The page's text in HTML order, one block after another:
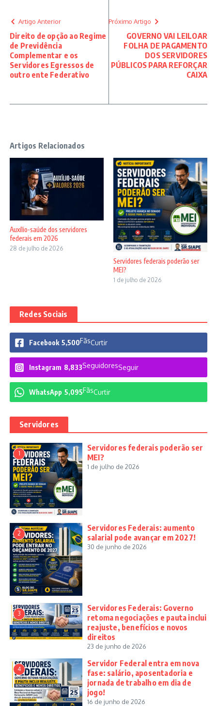
Artigo Anterior
Direito de opção ao Regime
de Previdência
Complementar e os
Servidores Egressos de
outro ente Federativo
Próximo Artigo
GOVERNO VAI LEILOAR
FOLHA DE PAGAMENTO
DOS SERVIDORES
PÚBLICOS PARA REFORÇAR
CAIXA
Artigos Relacionados
Auxílio-saúde dos servidores
federais em 2026
28 de julho de 2026
Servidores federais poderão ser
MEI?
1 de julho de 2026
Redes Sociais
Facebook 5,500FãsCurtir
Instagram 8,833SeguidoresSeguir
WhatsApp 5,095FãsCurtir
Servidores
1
Servidores federais poderão ser
MEI?
1 de julho de 2026
2
Servidores Federais: aumento
salarial pode avançar em 2027!
30 de junho de 2026
3
Servidores Federais: Governo
retoma negociações e pauta inclui
reajuste, benefícios e novos
direitos
23 de junho de 2026
4
Servidor Federal entra em nova
fase: salário, aposentadoria e
jornada de trabalho em dia de
jogo!
16 de junho de 2026